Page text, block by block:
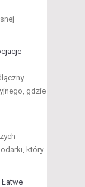
gdzie
który
Łatwe